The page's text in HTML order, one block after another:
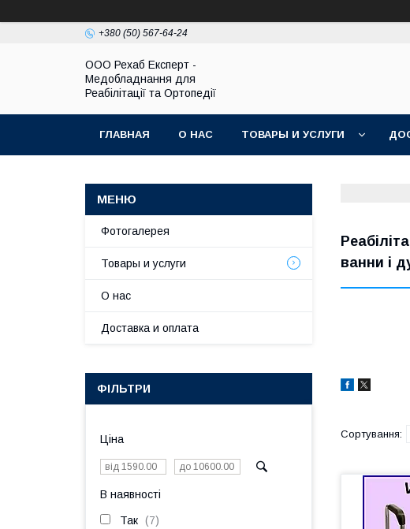
+380 (50) 567-64-24
OOO Рехаб Експерт -
Медобладнання для
Реабілітації та Ортопедії
ГЛАВНАЯ О НАС ТОВАРЫ И УСЛУГИ
ванни і
Фотогалерея
Товары и услуги
О нас
Доставка и оплата
ФІЛЬТРИ
Ціна
В наявності
Так 7